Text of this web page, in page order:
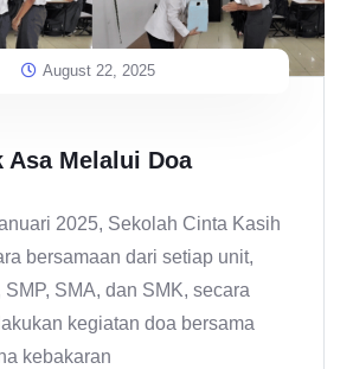
August 22, 2025
Asa Melalui Doa
2025, Sekolah Cinta Kasih
bersamaan dari setiap unit,
SMP, SMA, dan SMK, secara
kegiatan doa bersama
kebakaran